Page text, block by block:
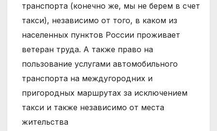
транспорта (конечно же, мы не берем в счет
такси), независимо от того, в каком из
населенных пунктов России проживает
ветеран труда. А также право на
пользование услугами автомобильного
транспорта на междугородних и
пригородных маршрутах за исключением
такси и также независимо от места
жительства